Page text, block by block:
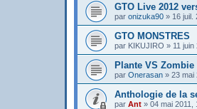
GTO Live 2012
par onizuka90 » 16 juil.
GTO MONSTRES
par KIKUJIRO » 11 juin
Plante VS Zombie
par Onerasan » 23 mai
Anthologie de la
par Ant » 04 mai 2011,